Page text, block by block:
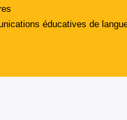
éducatives de